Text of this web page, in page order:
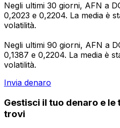
Negli ultimi 30 giorni, AFN a
0,2023 e 0,2204. La media è
volatilità.
Negli ultimi 90 giorni, AFN a
0,1387 e 0,2204. La media è
volatilità.
Invia denaro
Gestisci il tuo denaro e
trovi